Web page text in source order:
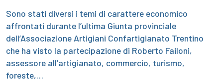
Sono stati diversi i temi di carattere economico
affrontati durante l’ultima Giunta provinciale
dell’Associazione Artigiani Confartigianato Trentino
che ha visto la partecipazione di Roberto Failoni,
assessore all’artigianato, commercio, turismo,
foreste,…